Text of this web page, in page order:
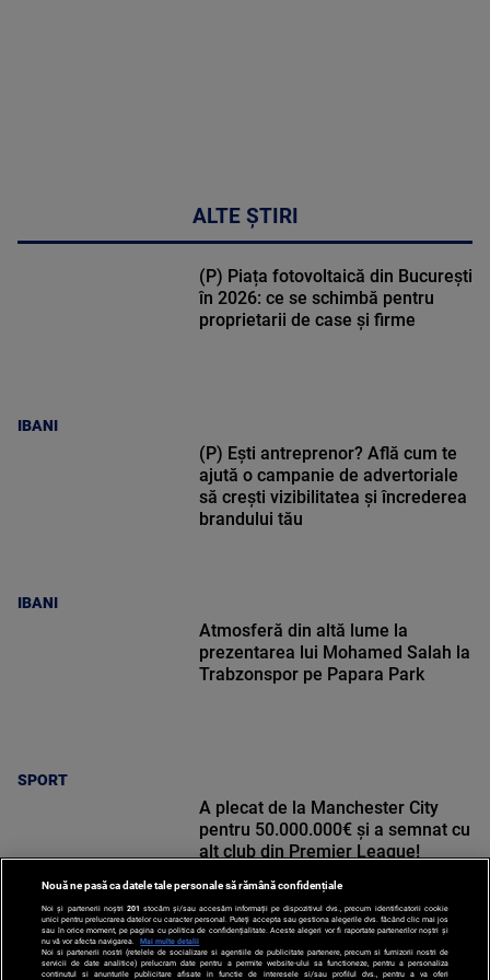
ALTE ȘTIRI
IBANI
(P) Piața fotovoltaică din București
în 2026: ce se schimbă pentru
proprietarii de case și firme
IBANI
(P) Ești antreprenor? Află cum te
ajută o campanie de advertoriale
să crești vizibilitatea și încrederea
brandului tău
SPORT
Atmosferă din altă lume la
prezentarea lui Mohamed Salah la
Trabzonspor pe Papara Park
SPORT
A plecat de la Manchester City
pentru 50.000.000€ și a semnat cu
alt club din Premier League!
Nouă ne pasă ca datele tale personale să rămână confidențiale
Noi și partenerii noștri 201 stocăm și/sau accesăm informații pe dispozitivul dvs., precum identificatorii cookie
unici pentru prelucrarea datelor cu caracter personal. Puteți accepta sau gestiona alegerile dvs. făcând clic mai jos
sau în orice moment, pe pagina cu politica de confidențialitate. Aceste alegeri vor fi raportate partenerilor noștri și
nu vă vor afecta navigarea.
Mai multe detalii
Noi si partenerii nostri (retelele de socializare si agentiile de publicitate partenere, precum si furnizorii nostri de
servicii de date analitice) prelucram date pentru a permite website-ului sa functioneze, pentru a personaliza
continutul si anunturile publicitare afisate in functie de interesele si/sau profilul dvs., pentru a va oferi